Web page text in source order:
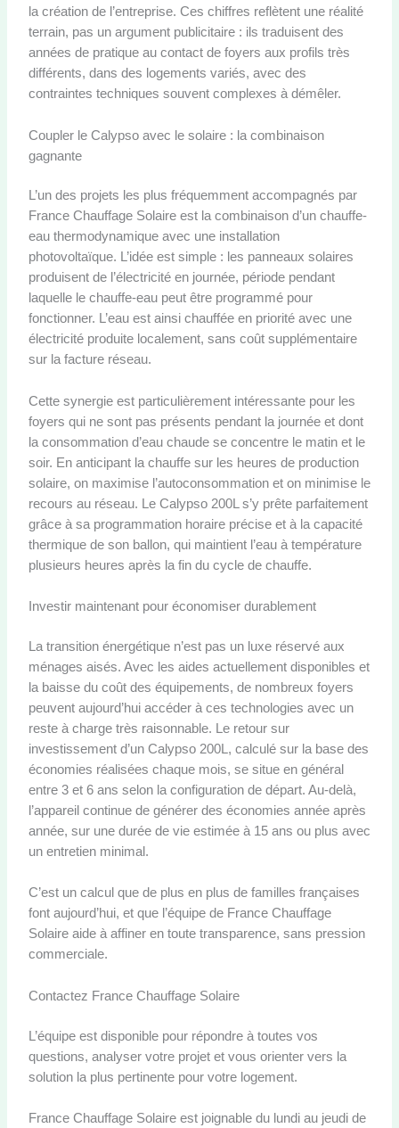
la création de l’entreprise. Ces chiffres reflètent une réalité
terrain, pas un argument publicitaire : ils traduisent des
années de pratique au contact de foyers aux profils très
différents, dans des logements variés, avec des
contraintes techniques souvent complexes à démêler.
Coupler le Calypso avec le solaire : la combinaison
gagnante
L’un des projets les plus fréquemment accompagnés par
France Chauffage Solaire est la combinaison d’un chauffe-
eau thermodynamique avec une installation
photovoltaïque. L’idée est simple : les panneaux solaires
produisent de l’électricité en journée, période pendant
laquelle le chauffe-eau peut être programmé pour
fonctionner. L’eau est ainsi chauffée en priorité avec une
électricité produite localement, sans coût supplémentaire
sur la facture réseau.
Cette synergie est particulièrement intéressante pour les
foyers qui ne sont pas présents pendant la journée et dont
la consommation d’eau chaude se concentre le matin et le
soir. En anticipant la chauffe sur les heures de production
solaire, on maximise l’autoconsommation et on minimise le
recours au réseau. Le Calypso 200L s’y prête parfaitement
grâce à sa programmation horaire précise et à la capacité
thermique de son ballon, qui maintient l’eau à température
plusieurs heures après la fin du cycle de chauffe.
Investir maintenant pour économiser durablement
La transition énergétique n’est pas un luxe réservé aux
ménages aisés. Avec les aides actuellement disponibles et
la baisse du coût des équipements, de nombreux foyers
peuvent aujourd’hui accéder à ces technologies avec un
reste à charge très raisonnable. Le retour sur
investissement d’un Calypso 200L, calculé sur la base des
économies réalisées chaque mois, se situe en général
entre 3 et 6 ans selon la configuration de départ. Au-delà,
l’appareil continue de générer des économies année après
année, sur une durée de vie estimée à 15 ans ou plus avec
un entretien minimal.
C’est un calcul que de plus en plus de familles françaises
font aujourd’hui, et que l’équipe de France Chauffage
Solaire aide à affiner en toute transparence, sans pression
commerciale.
Contactez France Chauffage Solaire
L’équipe est disponible pour répondre à toutes vos
questions, analyser votre projet et vous orienter vers la
solution la plus pertinente pour votre logement.
France Chauffage Solaire est joignable du lundi au jeudi de